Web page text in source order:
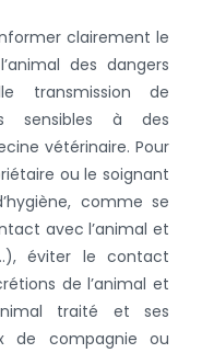
clairement le
des dangers
transmission de
sensibles à des
vétérinaire. Pour
ou le soignant
comme se
avec l’animal et
éviter le contact
de l’animal et
traité et ses
de compagnie ou